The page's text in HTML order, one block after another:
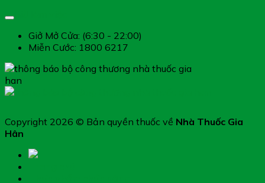
Giở Mở Cửa: (6:30 - 22:00)
Miễn Cước: 1800 6217
Copyright 2026 © Bản quyền thuốc về Nhà Thuốc Gia
Hân